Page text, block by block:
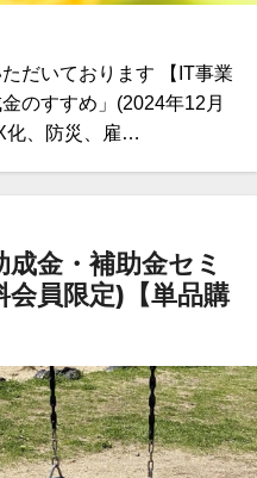
だいております 【IT事業
のすすめ」(2024年12月
化、防災、雇…
金・補助金セミ
員限定)【単品購